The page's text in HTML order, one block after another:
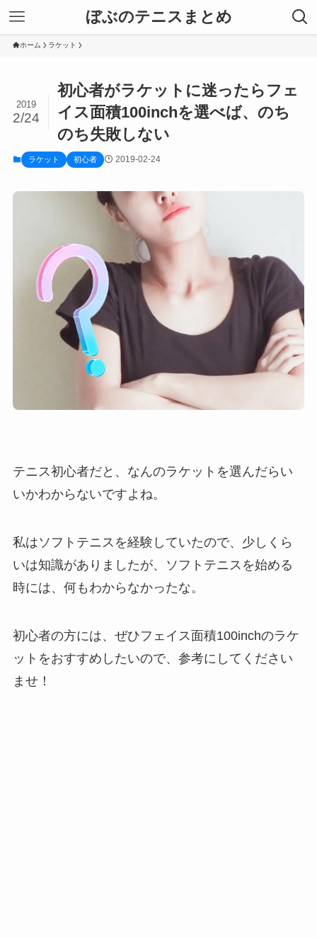
ぼぶのテニスまとめ
ホーム ラケット
初心者がラケットに迷ったらフェ
イス面積100inchを選べば、のち
のち失敗しない
2019
2/24
ラケット 初心者 2019-02-24
テニス初心者だと、なんのラケットを選んだらい
いかわからないですよね。
私はソフトテニスを経験していたので、少しくら
いは知識がありましたが、ソフトテニスを始める
時には、何もわからなかったな。
初心者の方には、ぜひフェイス面積100inchのラケ
ットをおすすめしたいので、参考にしてください
ませ！